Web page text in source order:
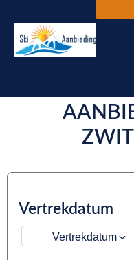
Vertrekdatum
Vertrekdatum